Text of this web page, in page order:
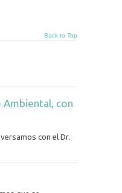
Back to Top
Ambiental, con
con el Dr.